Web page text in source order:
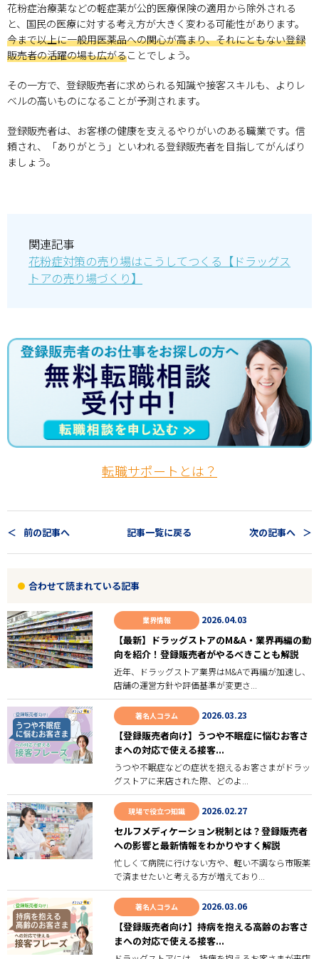
花粉症治療薬などの軽症薬が公的医療保険の適用から除外される
と、国民の医療に対する考え方が大きく変わる可能性があります。
今まで以上に一般用医薬品への関心が高まり、それにともない登録
販売者の活躍の場も広がることでしょう。
その一方で、登録販売者に求められる知識や接客スキルも、よりレ
ベルの高いものになることが予測されます。
登録販売者は、お客様の健康を支えるやりがいのある職業です。信
頼され、「ありがとう」といわれる登録販売者を目指してがんばり
ましょう。
関連記事
花粉症対策の売り場はこうしてつくる【ドラッグス
トアの売り場づくり】
転職サポートとは？
前の記事へ 記事一覧に戻る 次の記事へ
合わせて読まれている記事
業界情報 2026.04.03
【最新】ドラッグストアのM&A・業界再編の動
向を紹介！登録販売者がやるべきことも解説
近年、ドラッグストア業界はM&Aで再編が加速し、
店舗の運営方針や評価基準が変更さ...
著名人コラム 2026.03.23
【登録販売者向け】うつや不眠症に悩むお客さ
まへの対応で使える接客...
うつや不眠症などの症状を抱えるお客さまがドラッ
グストアに来店された際、どのよ...
現場で役立つ知識 2026.02.27
セルフメディケーション税制とは？登録販売者
への影響と最新情報をわかりやすく解説
忙しくて病院に行けない方や、軽い不調なら市販薬
で済ませたいと考える方が増えており...
著名人コラム 2026.03.06
【登録販売者向け】持病を抱える高齢のお客さ
まへの対応で使える接客...